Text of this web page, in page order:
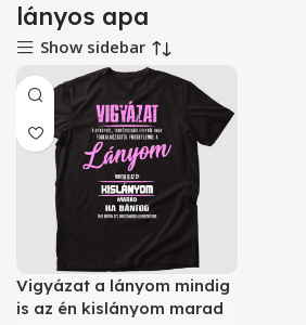
lányos apa
Show sidebar
Vigyázat a lányom mindig
is az én kislányom marad